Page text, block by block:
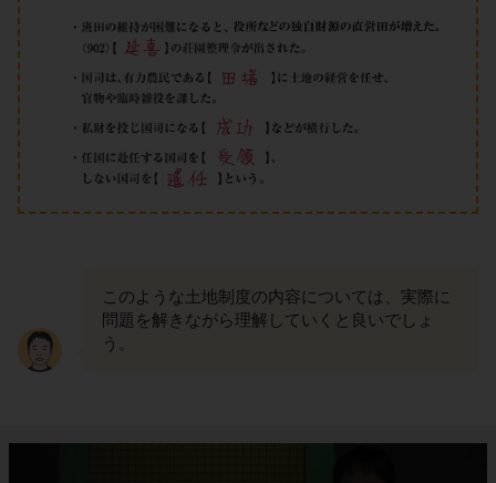
このような土地制度の内容については、実際に
問題を解きながら理解していくと良いでしょ
う。